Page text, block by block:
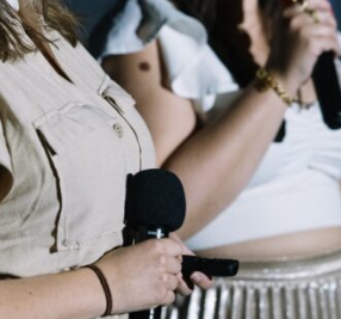
az emailek alján található, vonatkozó
kezeljük. Adatkezelési
Adatkezelési tájékoztató